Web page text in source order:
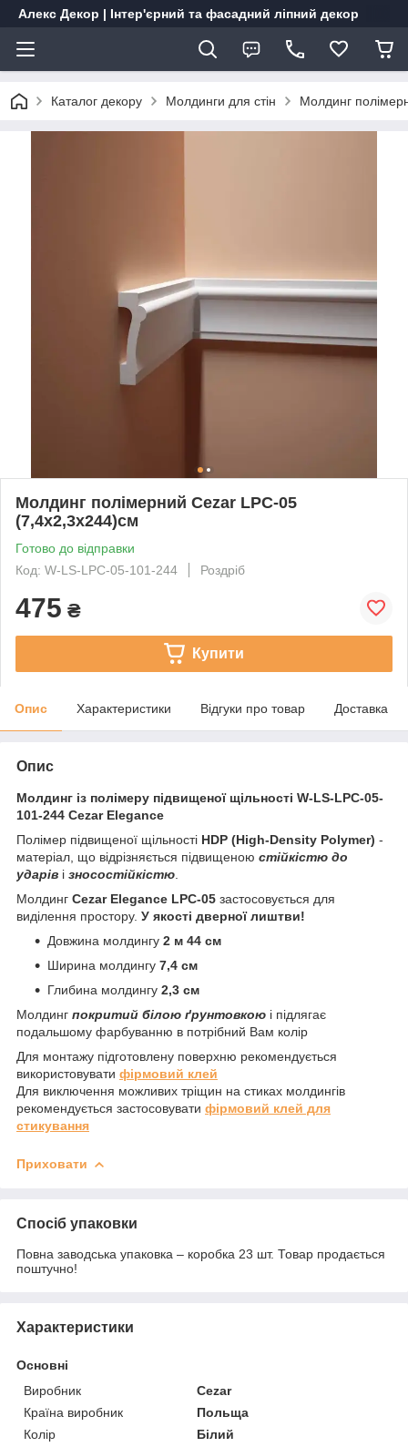
Алекс Декор | Інтер'єрний та фасадний ліпний декор
Каталог декору Молдинги для стін Молдинг
Молдинг полімерний Cezar LPC-05
(7,4x2,3x244)см
Готово до відправки
Код: W-LS-LPC-05-101-244
Роздріб
475 ₴
Купити
Опис Характеристики Відгуки про товар Доставка
Опис
Молдинг із полімеру підвищеної щільності W-LS-LPC-05-
101-244 Cezar Elegance
Полімер підвищеної щільності HDP (High-Density Polymer) -
матеріал, що відрізняється підвищеною стійкістю до
ударів і зносостійкістю
Молдинг Cezar Elegance LPC-05 застосовується для
виділення простору. У якості дверної лиштви!
Довжина молдингу 2 м 44 см
Ширина молдингу 7,4 см
Глибина молдингу 2,3 см
Молдинг покритий білою ґрунтовкою і підлягає
подальшому фарбуванню в потрібний Вам колір
Для монтажу підготовлену поверхню рекомендується
використовувати фірмовий клей
Для виключення можливих тріщин на стиках молдингів
рекомендується застосовувати фірмовий клей для
стикування
Приховати
Спосіб упаковки
Повна заводська упаковка – коробка 23 шт. Товар продається
поштучно!
Характеристики
Основні
Виробник
Cezar
Країна виробник
Польща
Колір
Білий